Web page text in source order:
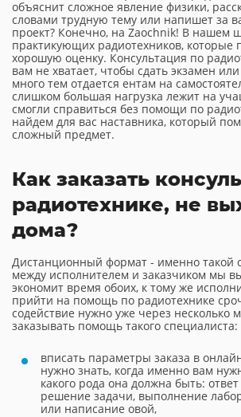
объяснит сложное явление физики,
словами трудную тему или напишет за
проект? Конечно, на Zaochnik! В нашем
практикующих радиотехников, которые
хорошую оценку. Консультация по
вам не хватает, чтобы сдать экзамен
много тем отдается ентам на
слишком большая нагрузка лежит на
смогли справиться без помощи по
найдем для вас наставника, который
сложный предмет.
Как заказать
радиотехнике, не
дома?
Дистанционный формат - именно такой
между исполнителем и заказчиком мы
экономит время обоих, к тому же
прийти на помощь по радиотехнике
содействие нужно уже через несколько
заказывать помощь такого специалиста:
вписать параметры заказа в
нужно знать, когда именно вам
какого рода она должна быть:
решение задачи, выполнение
или написание овой,